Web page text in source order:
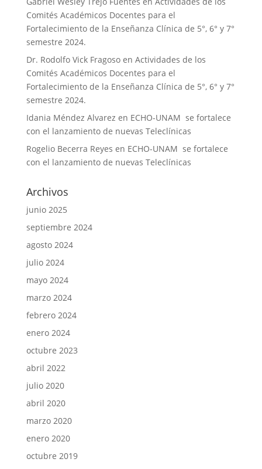
Comités Académicos Docentes para el
Fortalecimiento de la Enseñanza Clínica de 5°, 6° y 7°
semestre 2024.
Dr. Rodolfo Vick Fragosoen Actividades de los
Comités Académicos Docentes para el
Fortalecimiento de la Enseñanza Clínica de 5°, 6° y 7°
semestre 2024.
Idania Méndez Alvarez en ECHO-UNAM se fortalece
con el lanzamiento de nuevas Teleclínicas
Rogelio Becerra Reyes en ECHO-UNAM se fortalece
con el lanzamiento de nuevas Teleclínicas
Archivos
junio 2025
septiembre 2024
agosto 2024
julio 2024
mayo 2024
marzo 2024
febrero 2024
enero 2024
octubre 2023
abril 2022
julio 2020
abril 2020
marzo 2020
enero 2020
octubre 2019